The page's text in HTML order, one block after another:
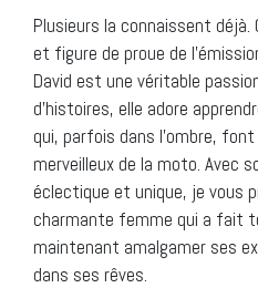
Plusieurs la connaissent
et figure de proue de
David est une véritable
d’histoires, elle adore
qui, parfois dans l’ombre,
merveilleux de la moto. Avec
éclectique et unique, je vous
charmante femme qui a fait
maintenant amalgamer ses
dans ses rêves.